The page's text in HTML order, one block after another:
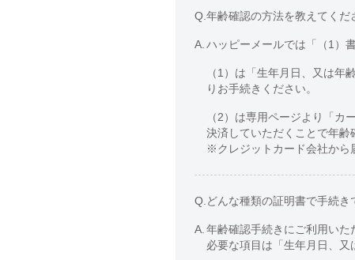
Q. 年齢確認の方法を教えてくだ
A. ハッピーメールでは「（1）
（1）は「生年月日、又は
りお手続きください。
（2）は専用ページより「カ
決済していただくことで年齢
※クレジットカード会社から
Q. どんな種類の証明書で手続き
A. 年齢確認手続きにご利用いた
必要な項目は「生年月日、又